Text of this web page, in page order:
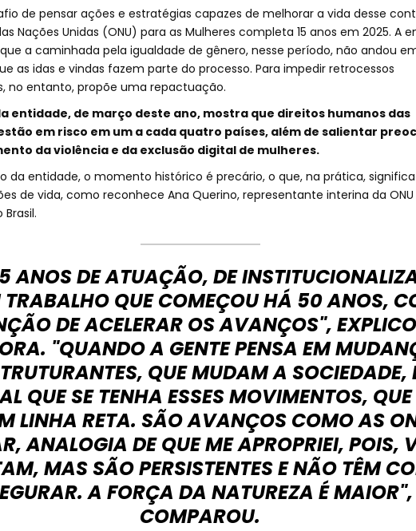
de pensar ações e estratégias capazes de melhorar a vida desse
Nações Unidas (ONU) para as Mulheres completa 15 anos em 2025. A
a caminhada pela igualdade de gênero, nesse período, não andou
as idas e vindas fazem parte do processo. Para impedir retrocessos
no entanto, propõe uma repactuação.
entidade, de março deste ano, mostra que direitos humanos das
em risco em um a cada quatro países, além de salientar
da violência e da exclusão digital de mulheres.
da entidade, o momento histórico é precário, o que, na prática,
de vida, como reconhece Ana Querino, representante interina da ONU
Brasil.
ANOS DE ATUAÇÃO, DE
TRABALHO QUE COMEÇOU HÁ 50 ANOS,
DE ACELERAR OS AVANÇOS",
"QUANDO A GENTE PENSA EM
QUE MUDAM A SOCIEDADE,
QUE SE TENHA ESSES MOVIMENTOS,
LINHA RETA. SÃO AVANÇOS COMO AS
ANALOGIA DE QUE ME APROPRIEI, POIS,
MAS SÃO PERSISTENTES E NÃO TÊM
A FORÇA DA NATUREZA É MAIOR",
COMPAROU.